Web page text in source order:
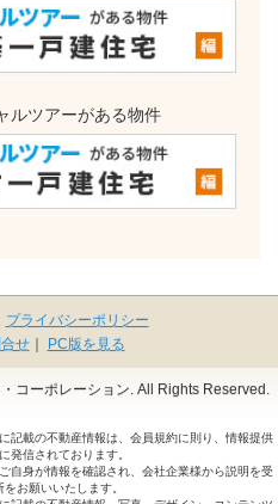
ルツアーがある物件
プライバシーポリシー
せ｜ PC版を見る
ーポレーション. All Rights Reserved.
記載の不動産情報は、会員規約に則り、情報提供
発信されております。
自身が情報を確認され、会社企業様から説明を受
お願いいたします。